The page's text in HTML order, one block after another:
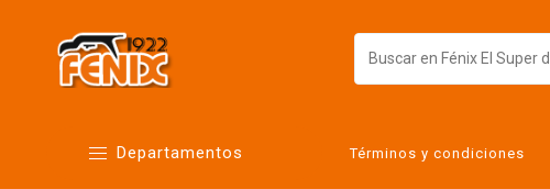
Departamentos Términos y condiciones